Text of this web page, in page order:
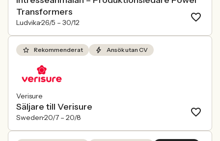
Transformers
Ludvika26/5 – 30/12
Rekommenderat Ansök utan CV
Verisure
Säljare till Verisure
Sweden20/7 – 20/8